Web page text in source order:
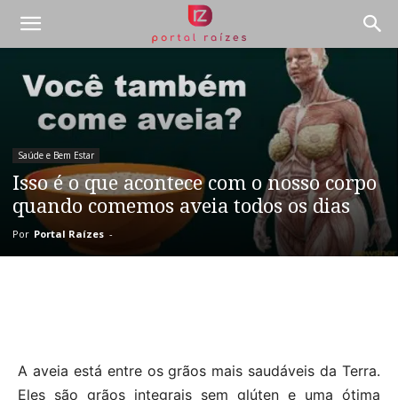
Saúde e Bem Estar
Isso é o que acontece com o nosso corpo
quando comemos aveia todos os dias
Por Portal Raízes -
A aveia está entre os grãos mais saudáveis ​​da Terra.
Eles são grãos integrais sem glúten e uma ótima